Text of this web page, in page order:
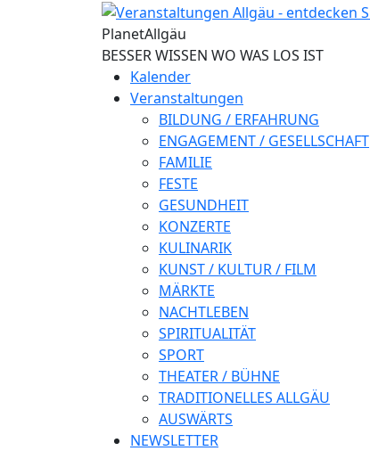
Direkt zum Inhalt
PlanetAllgäu
BESSER WISSEN WO WAS LOS IST
Kalender
Veranstaltungen
BILDUNG / ERFAHRUNG
ENGAGEMENT / GESELLSCHAFT
FAMILIE
FESTE
GESUNDHEIT
KONZERTE
KULINARIK
KUNST / KULTUR / FILM
MÄRKTE
NACHTLEBEN
SPIRITUALITÄT
SPORT
THEATER / BÜHNE
TRADITIONELLES ALLGÄU
AUSWÄRTS
NEWSLETTER